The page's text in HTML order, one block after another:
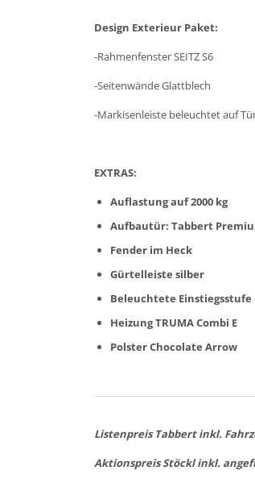
Design Exterieur Paket:
-Rahmenfenster SEITZ S6
-Seitenwände Glattblech
-Markisenleiste beleuchtet auf
EXTRAS:
Auflastung auf 2000 kg
Aufbautür: Tabbert
Fender im Heck
Gürtelleiste silber
Beleuchtete Einstiegsstufe
Heizung TRUMA Combi E
Polster Chocolate Arrow
Listenpreis Tabbert inkl.
Aktionspreis Stöckl inkl.